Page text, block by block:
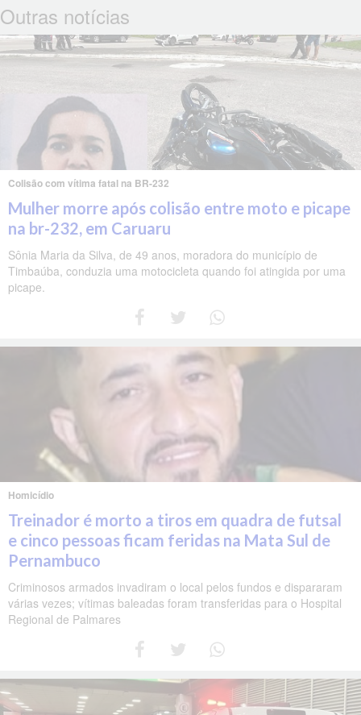
Outras notícias
Colisão com vítima fatal na BR-232
Mulher morre após colisão entre moto e picape
na br-232, em Caruaru
Sônia Maria da Silva, de 49 anos, moradora do município de
Timbaúba, conduzia uma motocicleta quando foi atingida por uma
picape.
Homicídio
Treinador é morto a tiros em quadra de futsal
e cinco pessoas ficam feridas na Mata Sul de
Pernambuco
Criminosos armados invadiram o local pelos fundos e dispararam
várias vezes; vítimas baleadas foram transferidas para o Hospital
Regional de Palmares